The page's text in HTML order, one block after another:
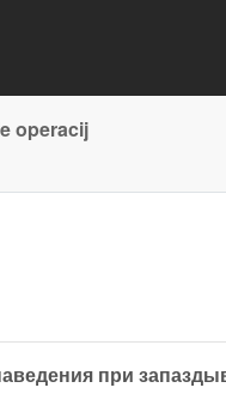
operacij
при